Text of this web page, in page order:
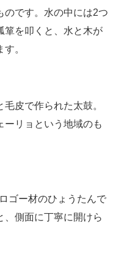
のです。水の中には2つ
箪を叩くと、水と木が
。
毛皮で作られた太鼓。
ーリョという地域のも
ゴー材のひょうたんで
、側面に丁寧に開けら